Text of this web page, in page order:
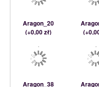
Aragon_20
(+0,00 zł)
(
Aragon_38